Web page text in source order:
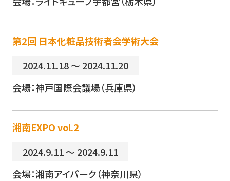
第2回 日本化粧品技術者会学術大会
2024.11.18 ～ 2024.11.20
会場：神戸国際会議場（兵庫県）
湘南EXPO vol.2
2024.9.11 ～ 2024.9.11
会場：湘南アイパーク（神奈川県）